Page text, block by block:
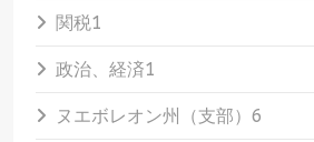
関税1
政治、経済1
ヌエボレオン州（支部） 6